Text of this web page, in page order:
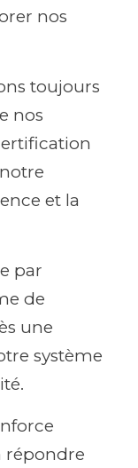
nos
toujours
nos
et la
de
une
système
répondre